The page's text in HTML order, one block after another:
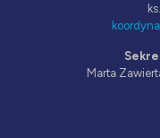
Marta